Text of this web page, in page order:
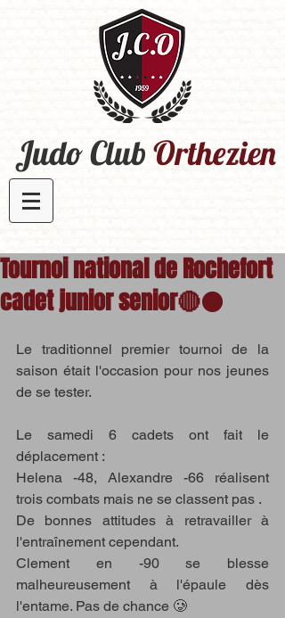
Judo ClubOrthezien​
Tournoi national de Rochefort
cadet junior senior🔴⚫️
Le traditionnel premier tournoi de la
saison était l'occasion pour nos jeunes
de se tester.
Le samedi 6 cadets ont fait le
déplacement :
Helena -48, Alexandre -66 réalisent
trois combats mais ne se classent pas .
De bonnes attitudes à retravailler à
l'entraînement cependant.
Clement en -90 se blesse
malheureusement à l'épaule dès
l'entame. Pas de chance 🥲